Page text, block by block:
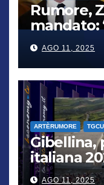
Rumore,
mandato:
cittadini,
verrà
AGO 11, 2025
ARTÈRUMORE
Gibellina,
italiana
AGO 11, 2025